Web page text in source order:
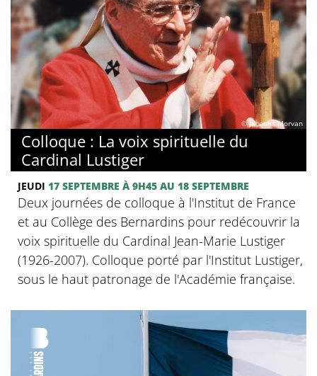
© Jacques Morvan
Colloque : La voix spirituelle du
Cardinal Lustiger
JEUDI 17 SEPTEMBRE À 9H45 AU 18 SEPTEMBRE
Deux journées de colloque à l'Institut de France
et au Collège des Bernardins pour redécouvrir la
voix spirituelle du Cardinal Jean-Marie Lustiger
(1926-2007). Colloque porté par l'Institut Lustiger,
sous le haut patronage de l'Académie française.